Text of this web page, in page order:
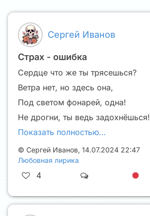
Сергей Иванов
Страх - ошибка
Сердце что же ты трясешься?
Ветра нет, но здесь она,
Под светом фонарей, одна!
Не дрогни, ты ведь задохнёшься!
Показать полностью…
© Сергей Иванов, 14.07.2024 22:47
Любовная лирика
4